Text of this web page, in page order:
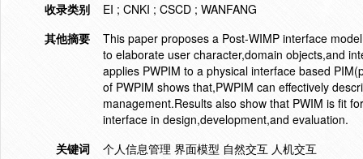
收录类别
EI ; CNKI ; CSCD ; WANFANG
其他摘要
This paper proposes a Post-WIMP interface
to elaborate user character,domain objects,and
applies PWPIM to a physical interface based
of PWPIM shows that,PWPIM can effectively
management.Results also show that PWIM is fit
interface in design,development,and evaluation.
关键词
个人信息管理 界面模型 自然交互 人机交互